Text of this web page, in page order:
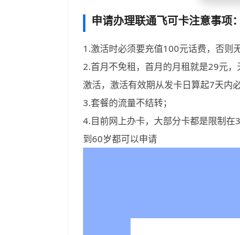
申请办理联通飞可卡注意事项：
1.激活时必须要充值100元话费，否则
2.首月不免租，首月的月租就是29元
激活，激活有效期从发卡日算起7天内
3.套餐的流量不结转；
4.目前网上办卡，大部分卡都是限制
到60岁都可以申请